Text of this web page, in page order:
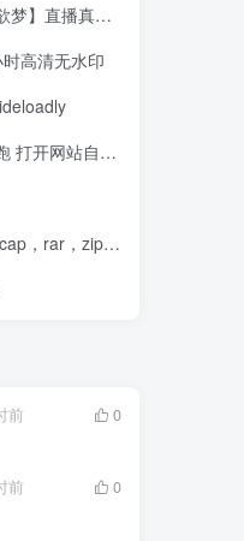
真空露点视频
高清无水印
站自动拍照源码
ppt，word，office等文件
前
0
前
0